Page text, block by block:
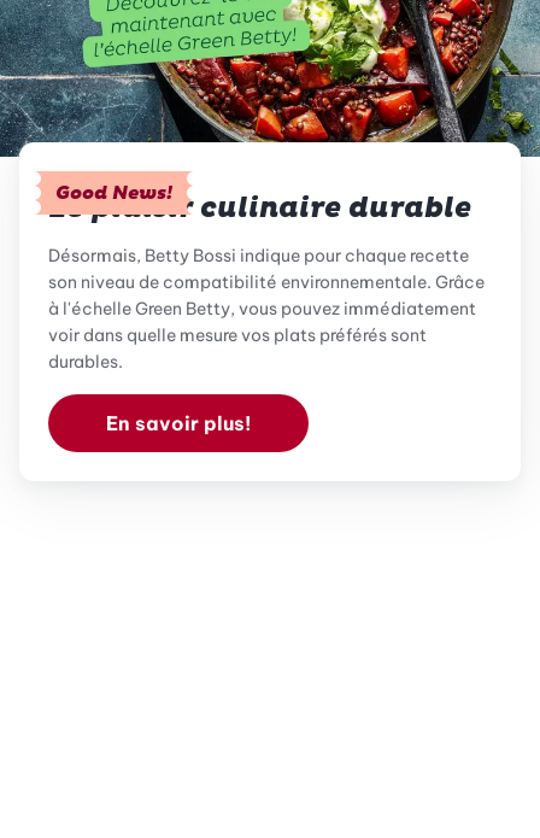
Good News!
Le plaisir culinaire durable
Désormais, Betty Bossi indique pour chaque recette
son niveau de compatibilité environnementale. Grâce
à l'échelle Green Betty, vous pouvez immédiatement
voir dans quelle mesure vos plats préférés sont
durables.
En savoir plus!